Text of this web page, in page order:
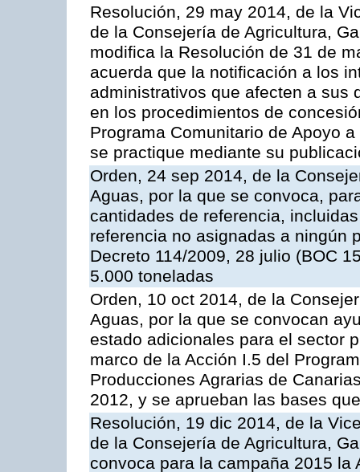
Resolución, 29 may 2014, de la
de la Consejería de Agricultura,
modifica la Resolución de 31 de
acuerda que la notificación a los
administrativos que afecten a sus
en los procedimientos de
Programa Comunitario de Apoyo
se practique mediante su
Orden, 24 sep 2014, de la
Aguas, por la que se convoca,
cantidades de referencia,
referencia no asignadas a ningún
Decreto 114/2009, 28 julio (BOC
5.000 toneladas
Orden, 10 oct 2014, de la
Aguas, por la que se convocan
estado adicionales para el sector
marco de la Acción I.5 del
Producciones Agrarias de
2012, y se aprueban las bases
Resolución, 19 dic 2014, de la
de la Consejería de Agricultura,
convoca para la campaña 2015 la